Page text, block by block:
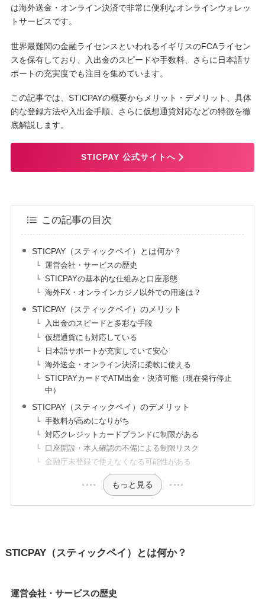
は海外送金・オンライン決済で非常に便利なオンラインウォレッ
トサービスです。
世界最難関の金融ライセンスといわれるイギリスのFCAライセン
スを保有しており、入出金のスピードや手数料、さらに日本語サ
ポートの充実度でも注目を集めています。
この記事では、STICPAYの概要からメリット・デメリット、具体
的な登録方法や入出金手順、さらに仮想通貨対応などの特徴を徹
底解説します。
STICPAY 公式サイトへ
この記事の目次
STICPAY（スティックペイ）とは何か？
運営会社・サービスの歴史
STICPAYの基本的な仕組みと口座形態
海外FX・オンラインカジノ以外での用途は？
STICPAY（スティックペイ）のメリット
入出金のスピードと多彩な手段
仮想通貨にも対応している
日本語サポートが充実していて安心
海外送金・オンライン決済に柔軟に使える
STICPAYカードでATM出金・決済可能（現在発行停止
中）
STICPAY（スティックペイ）のデメリット
手数料が高めになりがち
対応クレジットカードブランドに制限がある
口座開設・本人確認の不備による制限リスク
金融庁未登録で使えなくなる可能性がある
もっと見る
STICPAY（スティックペイ）とは何か？
運営会社・サービスの歴史